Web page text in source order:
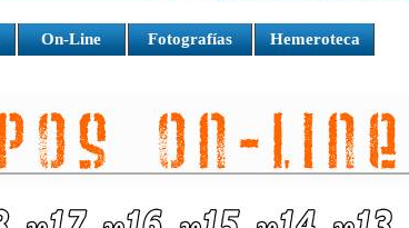
On-Line Fotografías Hemeroteca